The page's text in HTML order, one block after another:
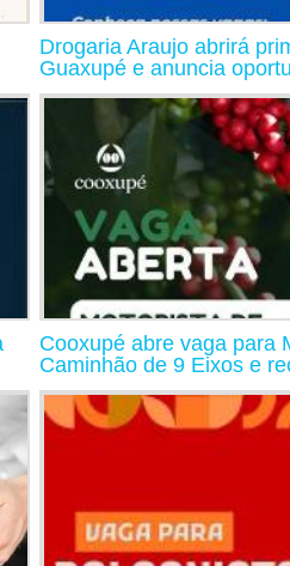
Drogaria Araujo abrirá
Guaxupé e anuncia
Cooxupé abre vaga para
Caminhão de 9 Eixos e